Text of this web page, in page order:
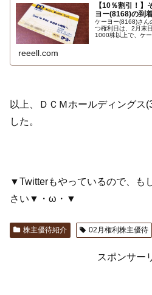
【10％割引！
ヨー(8168)の到
ケーヨー(8168)さん
つ権利日は、2月末
1000株以上で、ケ
払いは現金のみで
reeell.com
以上、ＤＣＭホールディングス
した。
▼Twitterもやっているので、も
さい▼・ω・▼
株主優待紹介 02月権利株主優待
スポンサー